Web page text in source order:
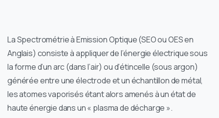
La Spectrométrie à Emission Optique (SEO ou OES en
Anglais) consiste à appliquer de l’énergie électrique sous
la forme d’un arc (dans l’air) ou d’étincelle (sous argon)
générée entre une électrode et un échantillon de métal,
les atomes vaporisés étant alors amenés à un état de
haute énergie dans un « plasma de décharge ».